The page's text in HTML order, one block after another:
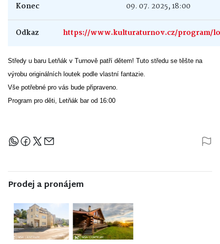
Konec 09. 07. 2025, 18:00
Odkaz https://www.kulturaturnov.cz/program/
Středy u baru Letňák v Turnově patří dětem! Tuto středu se těšte na
výrobu originálních loutek podle vlastní fantazie.
Vše potřebné pro vás bude připraveno.
Program pro děti, Letňák bar od 16:00
Sdílejte článek
Prodej a pronájem